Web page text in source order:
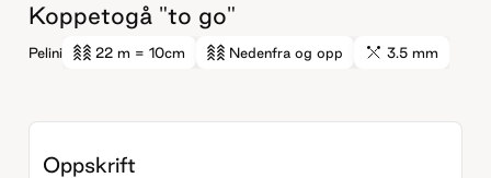
Koppetogå "to go"
Pelini 22 m = 10cm Nedenfra og opp 3.5 mm
Oppskrift